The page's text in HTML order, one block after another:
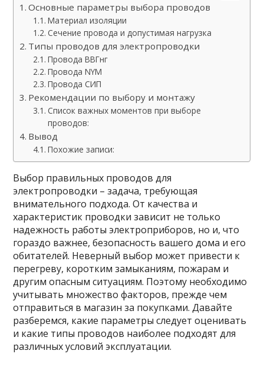
Основные параметры выбора проводов
Материал изоляции
Сечение провода и допустимая нагрузка
Типы проводов для электропроводки
Провода ВВГнг
Провода NYM
Провода СИП
Рекомендации по выбору и монтажу
Список важных моментов при выборе
проводов:
Вывод
Похожие записи:
Выбор правильных проводов для
электропроводки – задача, требующая
внимательного подхода. От качества и
характеристик проводки зависит не только
надежность работы электроприборов, но и, что
гораздо важнее, безопасность вашего дома и его
обитателей. Неверный выбор может привести к
перегреву, коротким замыканиям, пожарам и
другим опасным ситуациям. Поэтому необходимо
учитывать множество факторов, прежде чем
отправиться в магазин за покупками. Давайте
разберемся, какие параметры следует оценивать
и какие типы проводов наиболее подходят для
различных условий эксплуатации.